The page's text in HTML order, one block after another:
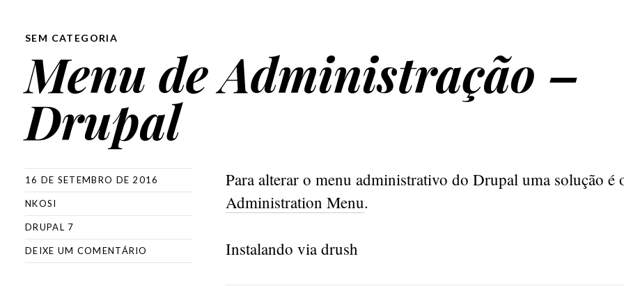
SEM CATEGORIA
Menu de Administração –
Drupal
16 DE SETEMBRO DE 2016
NKOSI
DRUPAL 7
DEIXE UM COMENTÁRIO
Para alterar o menu administrativo do Drupal uma solução é
Administration Menu.
Instalando via drush